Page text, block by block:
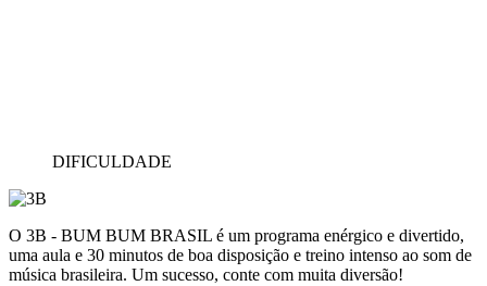
DIFICULDADE
O 3B - BUM BUM BRASIL é um programa enérgico e divertido,
uma aula e 30 minutos de boa disposição e treino intenso ao som de
música brasileira. Um sucesso, conte com muita diversão!